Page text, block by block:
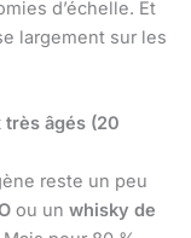
d’échelle. Et
largement sur les
âgés (20
reste un peu
ou un whisky de